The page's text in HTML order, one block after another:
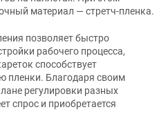
материал — стретч-пленка.
позволяет быстро
рабочего процесса,
способствует
пленки. Благодаря своим
регулировки разных
спрос и приобретается